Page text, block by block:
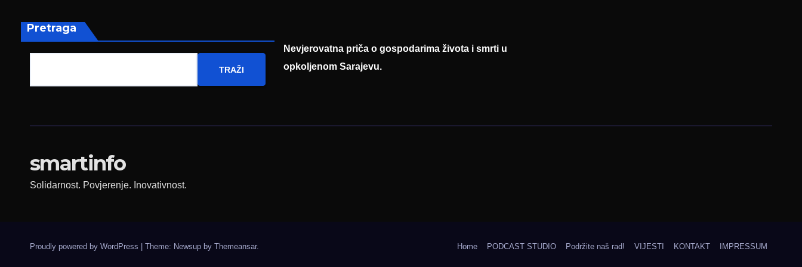
Pretraga
TRAŽI
Nevjerovatna priča o gospodarima života i smrti u
opkoljenom Sarajevu.
smartinfo
Solidarnost. Povjerenje. Inovativnost.
Proudly powered by WordPress Theme: Newsup by Themeansar. Home PODCAST STUDIO Podržite naš rad! VIJESTI KONTAKT IMPRESSUM